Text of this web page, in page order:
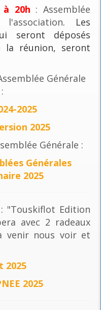
à 20h : Assemblée
. Les
seront déposés
la réunion, seront
Générale
2025
2025
Générale :
Générales
2025
: "Touskiflot Edition
avec 2 radeaux
venir nous voir et
2025
2025